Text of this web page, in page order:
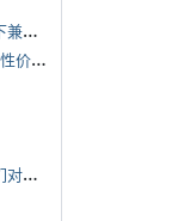
*
投入了很多精力经营的一段感情，被女方评价说在向下兼容我，感觉有点破防
*
想请教有经验的蛋友，想给媳妇7夕买个跳蛋，有没有性价比高的推荐
*
我正在建立一个英语口语教学的网站。想问一下蛋友们对这类教学机构或网站的痛点。